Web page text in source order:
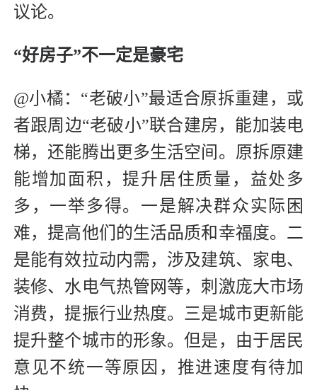
议论。
“好房子”不一定是豪宅
@小橘：“老破小”最适合原拆重建，或
者跟周边“老破小”联合建房，能加装电
梯，还能腾出更多生活空间。原拆原建
能增加面积，提升居住质量，益处多
多，一举多得。一是解决群众实际困
难，提高他们的生活品质和幸福度。二
是能有效拉动内需，涉及建筑、家电、
装修、水电气热管网等，刺激庞大市场
消费，提振行业热度。三是城市更新能
提升整个城市的形象。但是，由于居民
意见不统一等原因，推进速度有待加